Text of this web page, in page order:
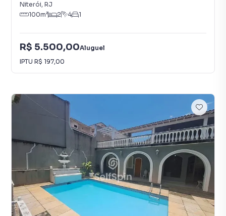
Niterói, RJ
100m² 2 4 1
R$ 5.500,00Aluguel
IPTU R$ 197,00